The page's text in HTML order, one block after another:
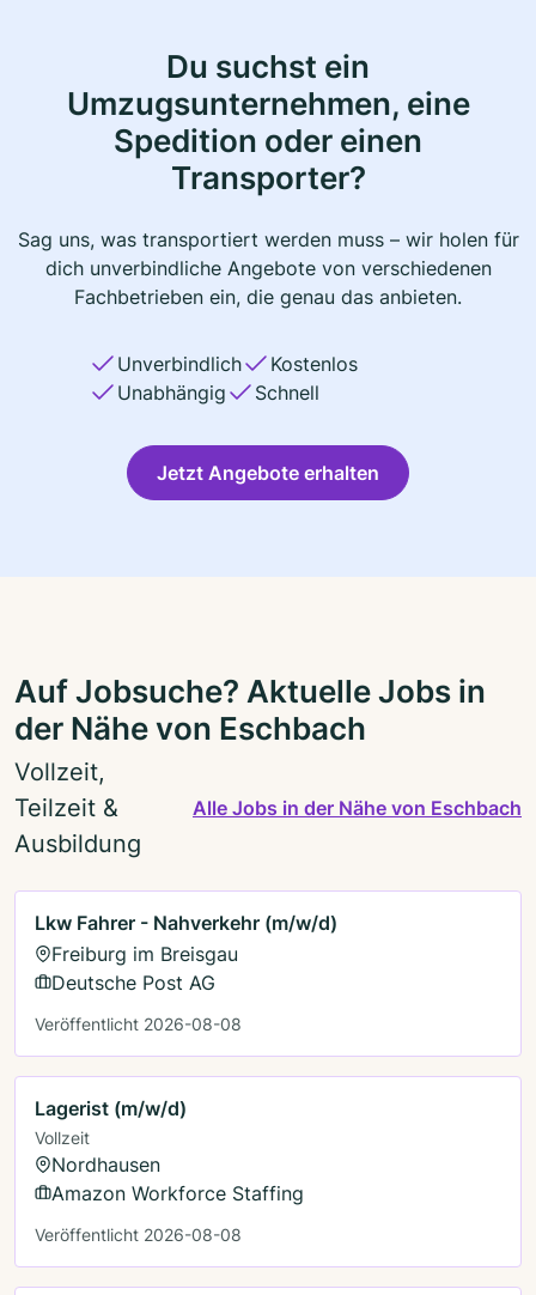
Du suchst ein
Umzugsunternehmen, eine
Spedition oder einen
Transporter?
Sag uns, was transportiert werden muss – wir holen für
dich unverbindliche Angebote von verschiedenen
Fachbetrieben ein, die genau das anbieten.
Unverbindlich
Kostenlos
Unabhängig
Schnell
Jetzt Angebote erhalten
Auf Jobsuche? Aktuelle Jobs in
der Nähe von Eschbach
Vollzeit,
Teilzeit &
Ausbildung
Alle Jobs in der Nähe von Eschbach
Lkw Fahrer - Nahverkehr (m/w/d)
Freiburg im Breisgau
Deutsche Post AG
Veröffentlicht 2026-08-08
Lagerist (m/w/d)
Vollzeit
Nordhausen
Amazon Workforce Staffing
Veröffentlicht 2026-08-08